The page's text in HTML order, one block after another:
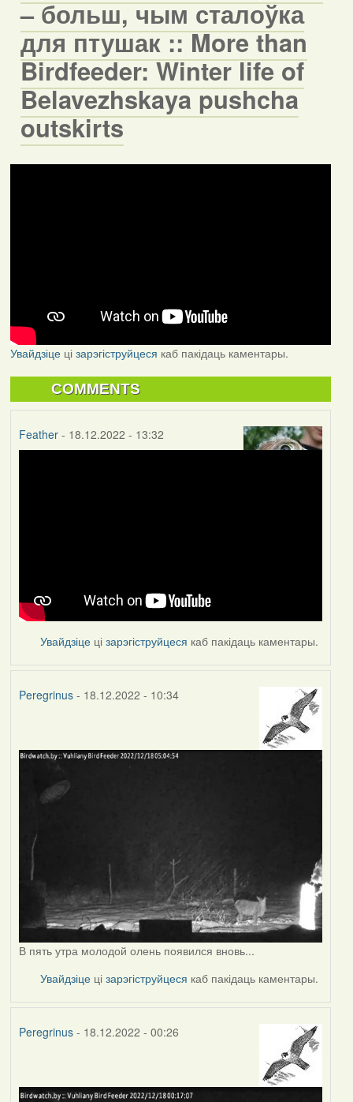
– больш, чым сталоўка
для птушак :: More than
Birdfeeder: Winter life of
Belavezhskaya pushcha
outskirts
Увайдзіцеці зарэгіструйцеся каб пакідаць каментары.
COMMENTS
Feather- 18.12.2022 - 13:32
Увайдзіце цізарэгіструйцеся каб пакідаць каментары.
Peregrinus- 18.12.2022 - 10:34
В пять утра молодой олень появился вновь...
Увайдзіце цізарэгіструйцеся каб пакідаць каментары.
Peregrinus- 18.12.2022 - 00:26